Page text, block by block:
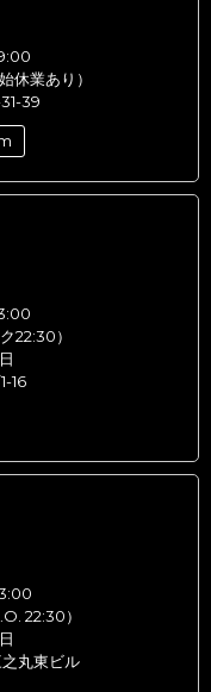
休業あり）
39
22:30）
16
22:30）
丸東ビル